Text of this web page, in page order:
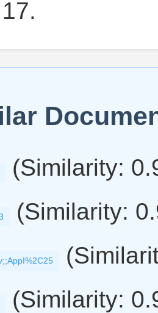
(Similarity:
(Similarity:
(Similarity: